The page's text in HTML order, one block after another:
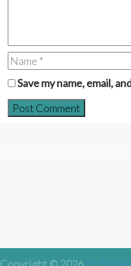
Save my name, email,
Copyright © 2026